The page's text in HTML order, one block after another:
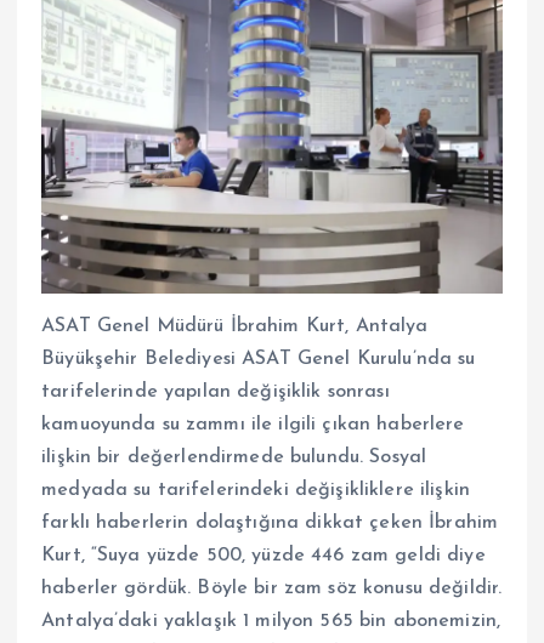
ASAT Genel Müdürü İbrahim Kurt, Antalya
Büyükşehir Belediyesi ASAT Genel Kurulu’nda su
tarifelerinde yapılan değişiklik sonrası
kamuoyunda su zammı ile ilgili çıkan haberlere
ilişkin bir değerlendirmede bulundu. Sosyal
medyada su tarifelerindeki değişikliklere ilişkin
farklı haberlerin dolaştığına dikkat çeken İbrahim
Kurt, “Suya yüzde 500, yüzde 446 zam geldi diye
haberler gördük. Böyle bir zam söz konusu değildir.
Antalya’daki yaklaşık 1 milyon 565 bin abonemizin,